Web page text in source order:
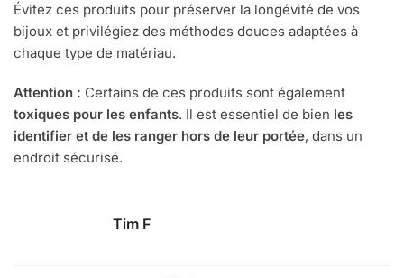
Évitez ces produits pour préserver la longévité de vos
bijoux et privilégiez des méthodes douces adaptées à
chaque type de matériau.
Attention : Certains de ces produits sont également
toxiques pour les enfants. Il est essentiel de bien les
identifier et de les ranger hors de leur portée, dans un
endroit sécurisé.
Tim F